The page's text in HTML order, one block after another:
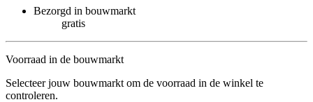
Bezorgd in bouwmarkt
gratis
Voorraad in de bouwmarkt
Selecteer jouw bouwmarkt om de voorraad in de winkel te
controleren.